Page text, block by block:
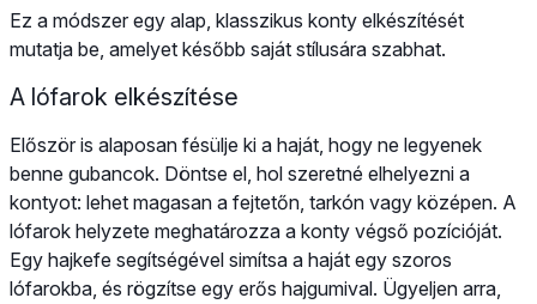
Ez a módszer egy alap, klasszikus konty elkészítését
mutatja be, amelyet később saját stílusára szabhat.
A lófarok elkészítése
Először is alaposan fésülje ki a haját, hogy ne legyenek
benne gubancok. Döntse el, hol szeretné elhelyezni a
kontyot: lehet magasan a fejtetőn, tarkón vagy középen. A
lófarok helyzete meghatározza a konty végső pozícióját.
Egy hajkefe segítségével simítsa a haját egy szoros
lófarokba, és rögzítse egy erős hajgumival. Ügyeljen arra,